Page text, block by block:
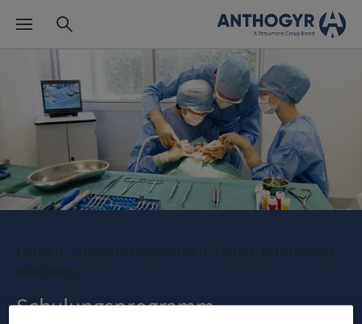
Lernen, zusammenkommen, teilen, erforschen,
wachsen
Schulungsprogramm